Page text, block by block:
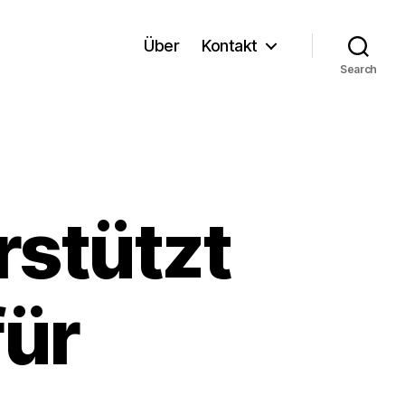
Über Kontakt
Search